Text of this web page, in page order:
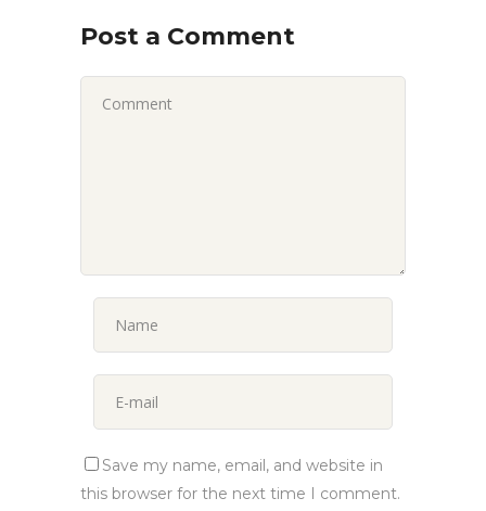
Post a Comment
Save my name, email, and website in
this browser for the next time I comment.